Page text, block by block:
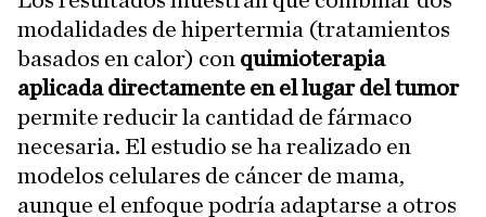
modalidades de hipertermia (tratamientos
basados en calor) con quimioterapia
aplicada directamente en el lugar del tumor
permite reducir la cantidad de fármaco
necesaria. El estudio se ha realizado en
modelos celulares de cáncer de mama,
aunque el enfoque podría adaptarse a otros